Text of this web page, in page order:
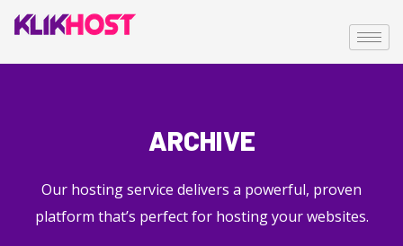
ARCHIVE
Our hosting service delivers a powerful, proven
platform that’s perfect for hosting your websites.